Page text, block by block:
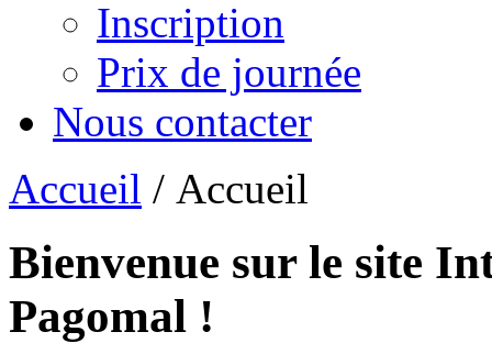
Inscription
Prix de journée
Nous contacter
Accueil / Accueil
Bienvenue sur le site
Pagomal !